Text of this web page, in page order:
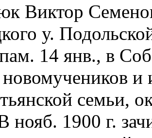
Виктор
у.
14 янв., в
и
семьи,
нояб. 1900 г.